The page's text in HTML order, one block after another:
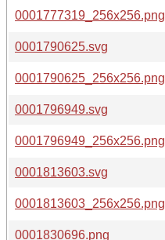
0001777319_256x256.png
0001790625.svg
0001790625_256x256.png
0001796949.svg
0001796949_256x256.png
0001813603.svg
0001813603_256x256.png
0001830696.png